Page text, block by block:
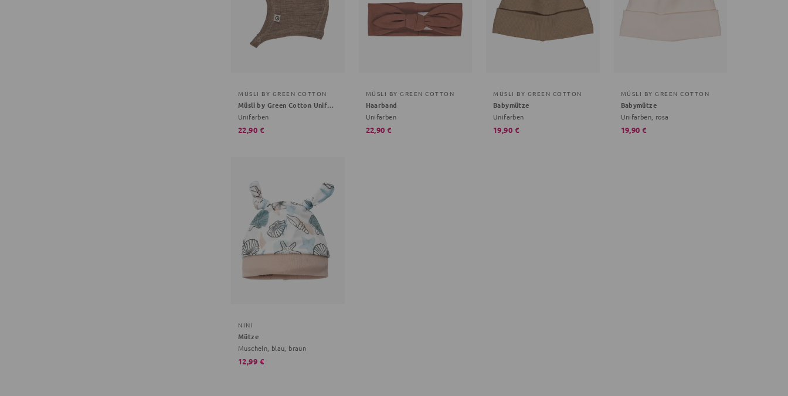
MÜSLI BY GREEN COTTON
Müsli by Green Cotton Unifarben braun 68/74
Unifarben
22,90 €
MÜSLI BY GREEN COTTON
Haarband
Unifarben
22,90 €
MÜSLI BY GREEN COTTON
Babymütze
Unifarben
19,90 €
MÜSLI BY GREEN COTTON
Babymütze
Unifarben, rosa
19,90 €
NINI
Mütze
Muscheln, blau, braun
12,99 €